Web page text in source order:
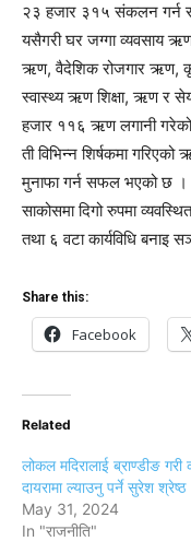
२३ हजार ३१५ संकलन गर्न
यसैगरी घर जग्गा व्यवसाय
ऋण, वैदेशिक रोजगार ऋण,
स्वास्थ्य ऋण शिक्षा, ऋण र
हजार ११६ ऋण लगानी
ती विभिन्न शिर्षकमा
मुनाफा गर्न सफल भएको छ ।
साकोसमा दिगो रुपमा
तथा ६ वटा कार्यविधि बनाइ
Share this:
Facebook
Related
लोकल मदिरालाई ब्राण्डीङ गरी
दायरामा ल्याउनु पर्ने सुरेश श्रेष्ठ
May 31, 2024
In "राजनीति"